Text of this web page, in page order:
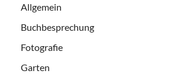
Allgemein
Buchbesprechung
Fotografie
Garten